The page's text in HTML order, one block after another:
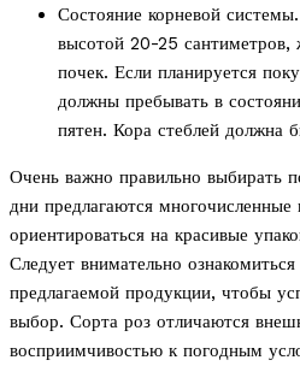
Состояние корневой
высотой 20-25 сантиметров,
почек. Если планируется
должны пребывать в
пятен. Кора стеблей должна
Очень важно правильно выбирать
дни предлагаются
ориентироваться на красивые
Следует внимательно
предлагаемой продукции, чтобы
выбор. Сорта роз отличаются
восприимчивостью к погодным